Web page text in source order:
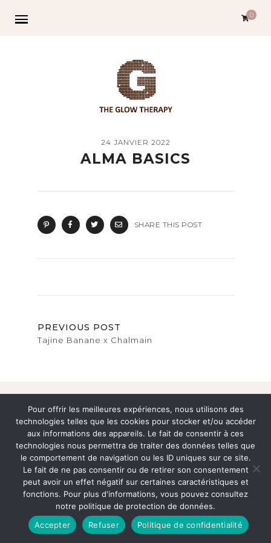
0
24 JANVIER 2022
ALMA BASICS
SHARE THIS POST
PREVIOUS POST
Tajine Banane x Chalmain
Copyright© 2024 – Theglowtherapy.fr |Mentions légales
Conditions générales de vente| politique de protection
des données|
Pour offrir les meilleures expériences, nous utilisons des
technologies telles que les cookies pour stocker et/ou accéder
aux informations des appareils. Le fait de consentir à ces
technologies nous permettra de traiter des données telles que
le comportement de navigation ou les ID uniques sur ce site.
Le fait de ne pas consentir ou de retirer son consentement
peut avoir un effet négatif sur certaines caractéristiques et
fonctions. Pour plus d'informations, vous pouvez consultez
notre politique de protection de données.
Accepter
Refuser Politique de confidentialité